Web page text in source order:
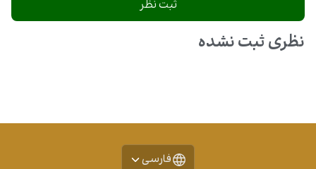
نظری ثبت نشده
فارسی